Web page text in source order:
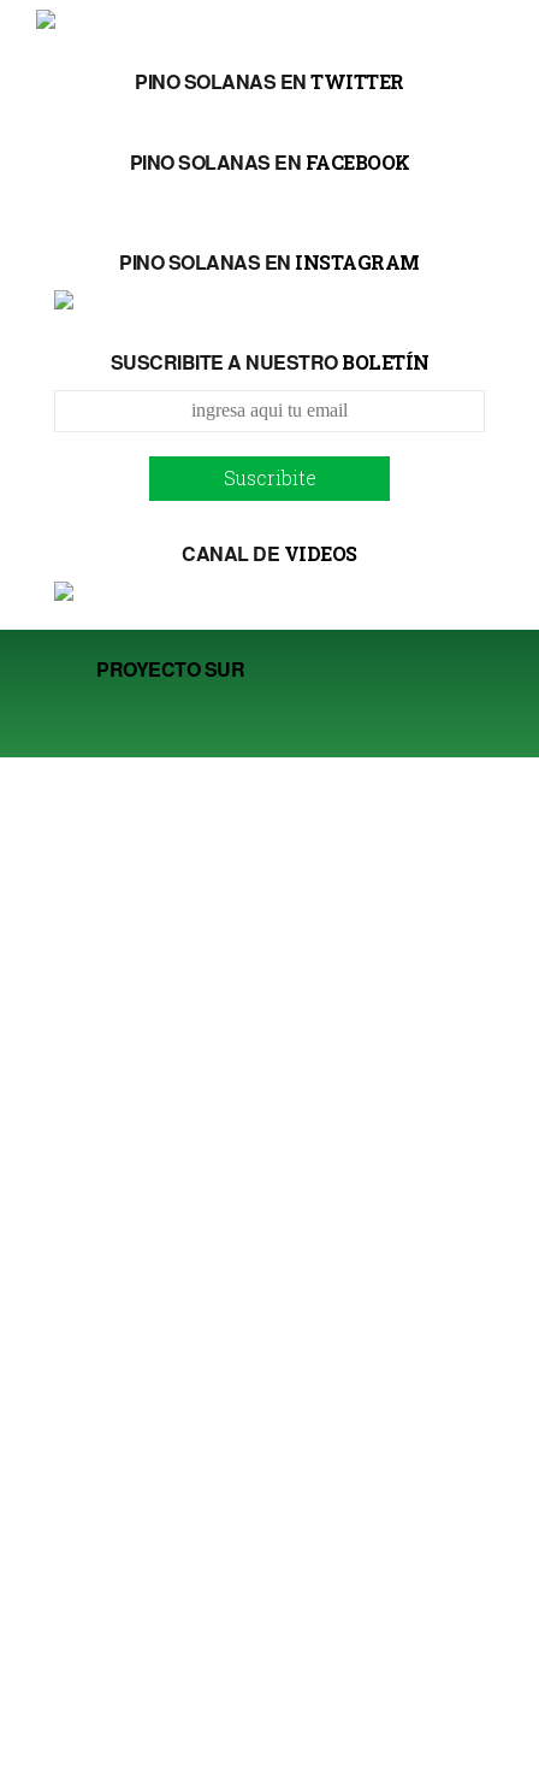
PINO SOLANAS ENTWITTER
PINO SOLANAS EN FACEBOOK
PINO SOLANAS EN INSTAGRAM
SUSCRIBITE A NUESTROBOLETÍN
Suscribite
CANAL DE VIDEOS
PROYECTO SUR